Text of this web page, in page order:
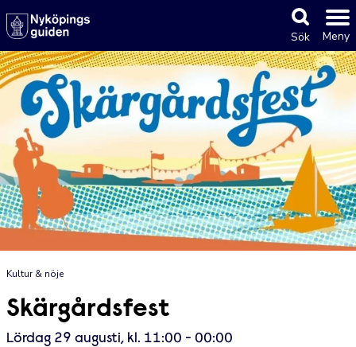
Sök Meny
Kultur & nöje
Skärgårdsfest
Lördag 29 augusti, kl. 11:00 - 00:00